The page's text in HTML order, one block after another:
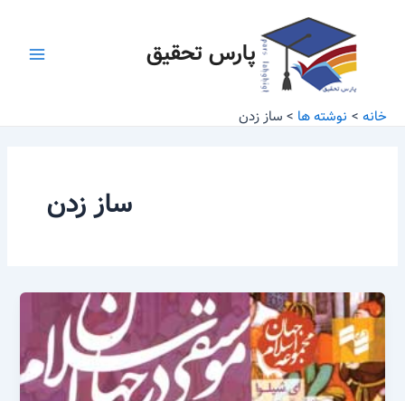
پارس تحقیق
خانه نوشته ها ساز زدن
ساز زدن